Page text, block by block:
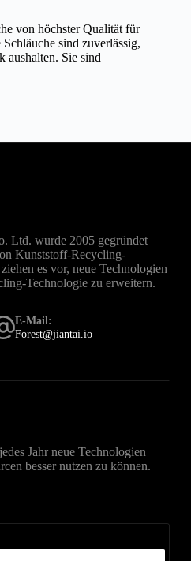
von höchster Qualität für
sind zuverlässig,
aushalten. Sie sind
Ltd. wurde 2005 gegründet
Kunststoff-Recycling-
es vor, neue Technologien
Technologie zu erweitern.
E-Mail:
Forest@jiantai.io
Jahr neue Technologien
besser nutzen zu können.